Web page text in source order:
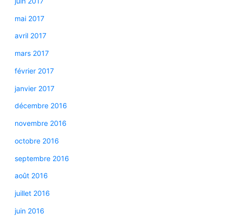
mai 2017
avril 2017
mars 2017
février 2017
janvier 2017
décembre 2016
novembre 2016
octobre 2016
septembre 2016
août 2016
juillet 2016
juin 2016